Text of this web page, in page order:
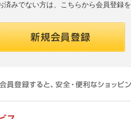
済みでない方は、こちらから会員登録を